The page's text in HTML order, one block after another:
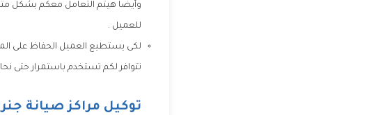
وأيضا هيتم التعامل معكم بشكل
للعميل .
لكى يستطيع العميل الحفاظ على
تتوافر لكم تستخدم باستمرار حتى
توكيل مراكز صيانة